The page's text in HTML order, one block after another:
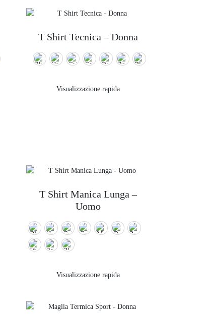
T Shirt Tecnica – Donna
Visualizzazione rapida
T Shirt Manica Lunga –
Uomo
Visualizzazione rapida